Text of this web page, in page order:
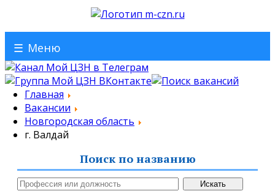
☰ Меню
Главная
Вакансии
Новгородская область
г. Валдай
Поиск по названию